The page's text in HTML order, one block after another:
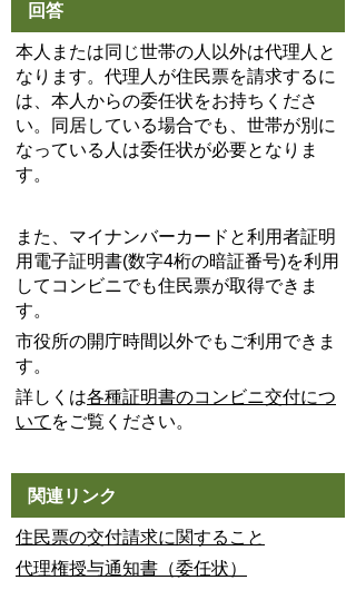
回答
本人または同じ世帯の人以外は代理人と
なります。代理人が住民票を請求するに
は、本人からの委任状をお持ちくださ
い。同居している場合でも、世帯が別に
なっている人は委任状が必要となりま
す。
また、マイナンバーカードと利用者証明
用電子証明書(数字4桁の暗証番号)を利用
してコンビニでも住民票が取得できま
す。
市役所の開庁時間以外でもご利用できま
す。
詳しくは各種証明書のコンビニ交付につ
いて をご覧ください。
関連リンク
住民票の交付請求に関すること
代理権授与通知書（委任状）